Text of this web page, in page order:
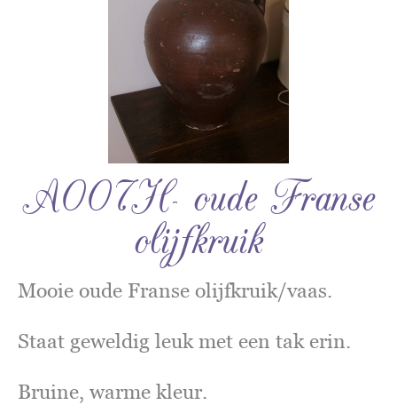
A007H- oude Franse
olijfkruik
Mooie oude Franse olijfkruik/vaas.
Staat geweldig leuk met een tak erin.
Bruine, warme kleur.